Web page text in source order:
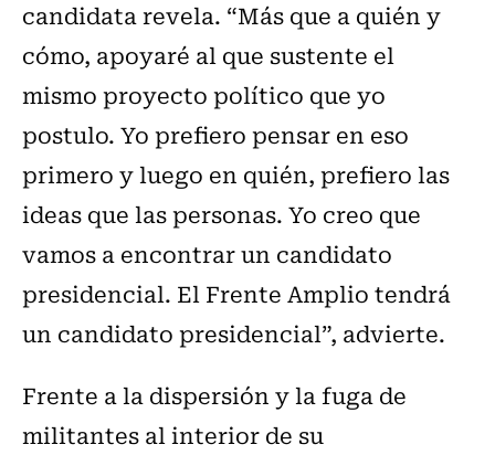
candidata revela. “Más que a quién y
cómo, apoyaré al que sustente el
mismo proyecto político que yo
postulo. Yo prefiero pensar en eso
primero y luego en quién, prefiero las
ideas que las personas. Yo creo que
vamos a encontrar un candidato
presidencial. El Frente Amplio tendrá
un candidato presidencial”, advierte.
Frente a la dispersión y la fuga de
militantes al interior de su